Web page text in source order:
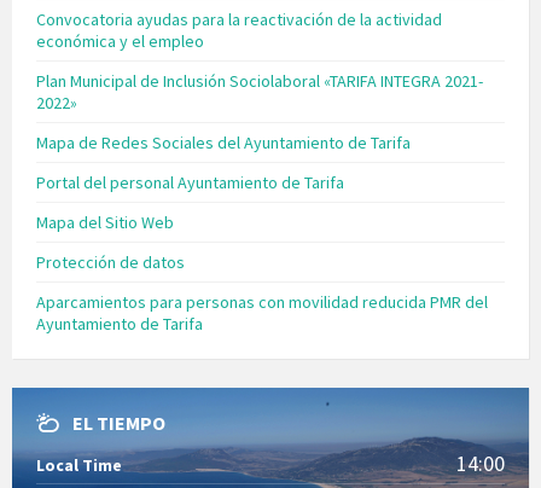
Convocatoria ayudas para la reactivación de la actividad
económica y el empleo
Plan Municipal de Inclusión Sociolaboral «TARIFA INTEGRA 2021-
2022»
Mapa de Redes Sociales del Ayuntamiento de Tarifa
Portal del personal Ayuntamiento de Tarifa
Mapa del Sitio Web
Protección de datos
Aparcamientos para personas con movilidad reducida PMR del
Ayuntamiento de Tarifa
EL TIEMPO
Local Time 14:00